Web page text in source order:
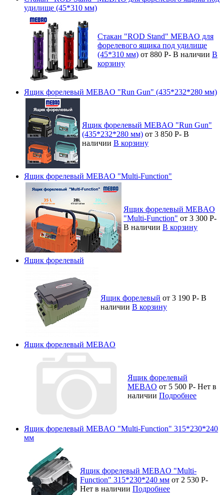
удилище (45*310 мм)
Стакан "ROD Stand" MEBAO для
форелевого ящика под удилище
(45*310 мм) от 880 Р- В наличии В
корзину
Ящик форелевый MEBAO "Run Gun" (435*232*280 мм)
Ящик форелевый MEBAO "Run Gun"
(435*232*280 мм) от 3 850 Р- В
наличии В корзину
Ящик форелевый MEBAO "Multi-Function"
Ящик форелевый MEBAO
"Multi-Function" от 3 300 Р-
В наличии В корзину
Ящик форелевый
Ящик форелевый от 3 190 Р- В
наличии В корзину
Ящик форелевый MEBAO
Ящик форелевый
MEBAO от 5 500 Р- Нет в
наличии Подробнее
Ящик форелевый MEBAO "Multi-Function" 315*230*240
мм
Ящик форелевый MEBAO "Multi-
Function" 315*230*240 мм от 2 530 Р-
Нет в наличии Подробнее